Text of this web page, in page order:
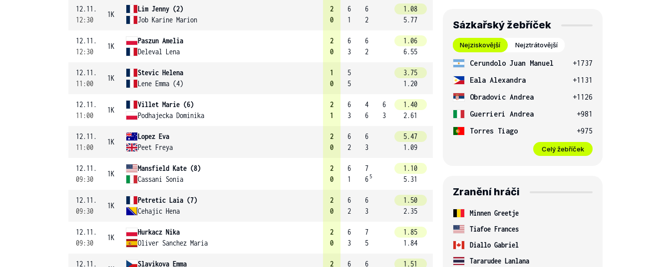
12.11.
12:30
1K
Lim Jenny (2)
Job Karine Marion
2
0
6
1
6
2
1.08
5.77
12.11.
12:30
1K
Paszun Amelia
Deleval Lena
2
0
6
3
6
2
1.06
6.55
12.11.
11:00
1K
Stevic Helena
Lene Emma (4)
1
0
5
5
3.75
1.20
12.11.
11:00
1K
Villet Marie (6)
Podhajecka Dominika
2
1
6
3
4
6
6
3
1.40
2.61
12.11.
11:00
1K
Lopez Eva
Peet Freya
2
0
6
2
6
3
5.47
1.09
12.11.
09:30
1K
Mansfield Kate (8)
Cassani Sonia
2
0
6
1
7
6 5
1.10
5.31
12.11.
09:30
1K
Petretic Laia (7)
Cehajic Hena
2
0
6
2
6
3
1.50
2.35
12.11.
09:30
1K
Hurkacz Nika
Oliver Sanchez Maria
2
0
6
3
7
5
1.85
1.84
12.11. Slavikova Emma 2 6 6 1.51
Sázkařský žebříček
Nejziskovější Nejztrátovější
Cerundolo Juan Manuel
+1737
Eala Alexandra
+1131
Obradovic Andrea
+1126
Guerrieri Andrea
+981
Torres Tiago
+975
Celý žebříček
Zranění hráči
Minnen Greetje
Tiafoe Frances
Diallo Gabriel
Tararudee Lanlana